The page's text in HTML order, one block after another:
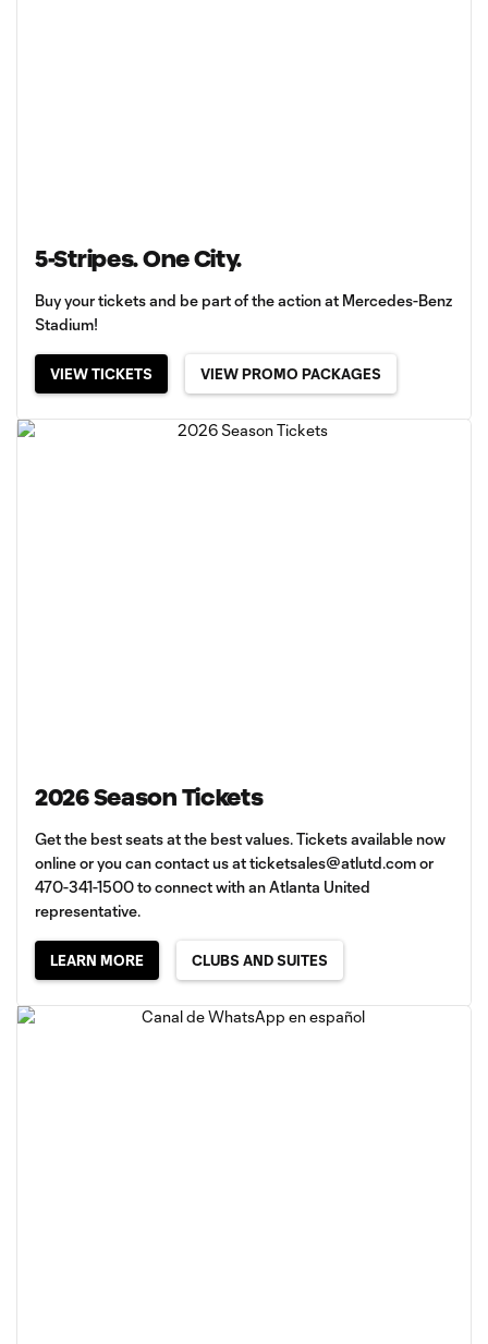
5-Stripes. One City.
Buy your tickets and be part of the action at Mercedes-Benz
Stadium!
VIEW TICKETS VIEW PROMO PACKAGES
2026 Season Tickets
Get the best seats at the best values. Tickets available now
online or you can contact us atticketsales@atlutd.comor
470-341-1500 to connect with an Atlanta United
representative.
LEARN MORE CLUBS AND SUITES